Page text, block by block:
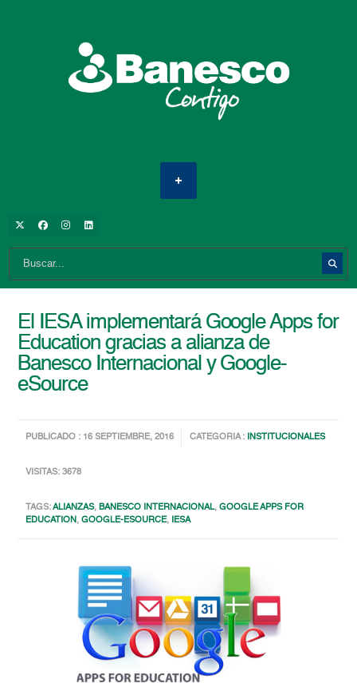
El IESA implementará Google Apps for
Education gracias a alianza de
Banesco Internacional y Google-
eSource
PUBLICADO : 16 SEPTIEMBRE, 2016 CATEGORIA : INSTITUCIONALES
VISITAS: 3678
TAGS:ALIANZAS,BANESCO INTERNACIONAL,GOOGLE APPS FOR
EDUCATION,GOOGLE-ESOURCE, IESA